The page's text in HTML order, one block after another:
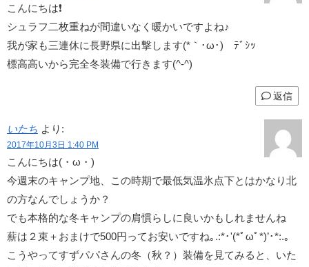
こんにちは❗
シュラフ二枚重ねが間違いなく暖かいですよね♪
我が家も三連休に長野県に出撃します(*｀･ω･)ゞﾃﾞｼｯ
標高高いから完全冬装備で行きます(^-^)
返信
いたち より:
2017年10月3日 1:40 PM
こんにちは(・ω・)
今週末のキャンプ地、この時期で最低気温氷点下とはかなり北
の方なんでしょうか？
でも本格的な冬キャンプの肩慣らしに良いかもしれませんね
薪は２束＋おまけで500円ってお安いですね｡.:*･'(*ﾟωﾟ*)’･*:.｡
こうやってすずパパさんの冬（秋？）装備を見てみると、いた